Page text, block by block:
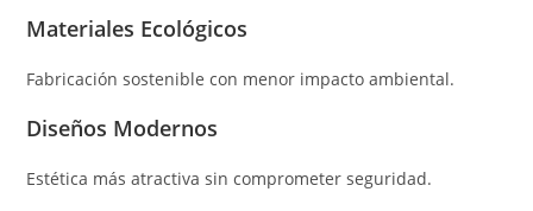
Materiales Ecológicos
Fabricación sostenible con menor impacto ambiental.
Diseños Modernos
Estética más atractiva sin comprometer seguridad.